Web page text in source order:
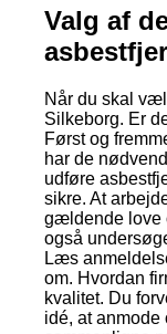
Valg af
Når du skal
Silkeborg. Er
Først og
har de
udføre
sikre. At
gældende love
også
Læs
om. Hvordan
kvalitet. Du
idé, at anmode